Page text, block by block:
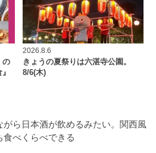
の
2026.8.6
きょうの夏祭りは六湛寺公園。
8/6(木)
がら日本酒が飲めるみたい。関西風
食べくらべできる